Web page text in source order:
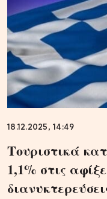
18.12.2025, 14:49
Τουριστικά
1,1% στις